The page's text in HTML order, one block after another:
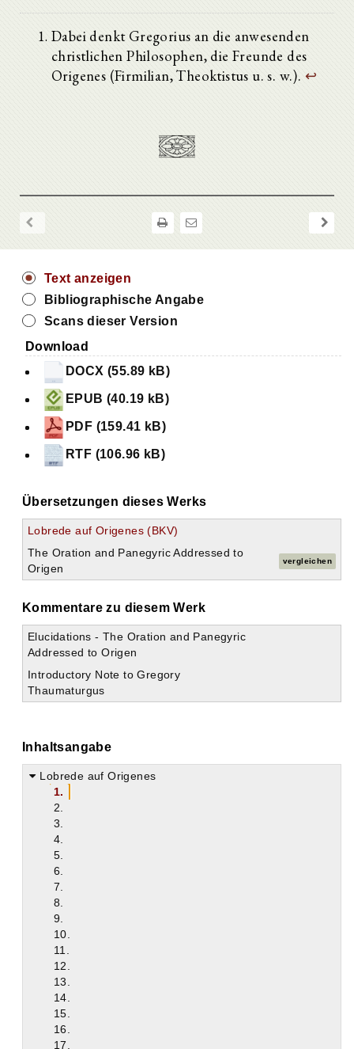
Dabei denkt Gregorius an die anwesenden
christlichen Philosophen, die Freunde des
Origenes (Firmilian, Theoktistus u. s. w.). ↩
Text anzeigen
Bibliographische Angabe
Scans dieser Version
Download
DOCX (55.89 kB)
EPUB (40.19 kB)
PDF (159.41 kB)
RTF (106.96 kB)
Übersetzungen dieses Werks
Lobrede auf Origenes (BKV)
The Oration and Panegyric Addressed to
Origen
vergleichen
Kommentare zu diesem Werk
Elucidations - The Oration and Panegyric
Addressed to Origen
Introductory Note to Gregory
Thaumaturgus
Inhaltsangabe
Lobrede auf Origenes
1.
2.
3.
4.
5.
6.
7.
8.
9.
10.
11.
12.
13.
14.
15.
16.
17.